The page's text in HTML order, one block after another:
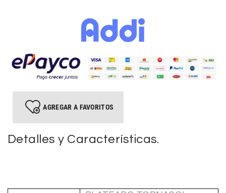
AGREGAR A FAVORITOS
Detalles y Características.